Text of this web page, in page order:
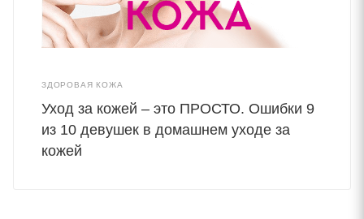
ЗДОРОВАЯ КОЖА
Уход за кожей – это ПРОСТО. Ошибки 9
из 10 девушек в домашнем уходе за
кожей